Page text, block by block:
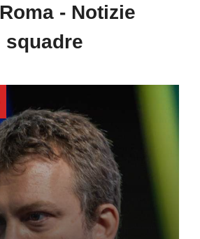
- Notizie
squadre